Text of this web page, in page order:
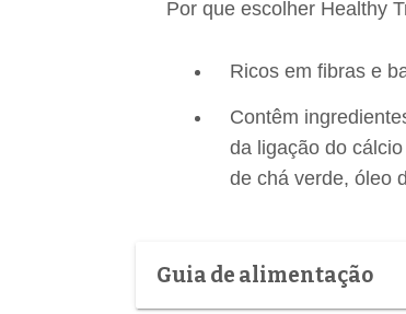
Por que escolher Healthy
Ricos em fibras e
Contêm
da ligação do
de chá verde, óleo
Guia de alimentação